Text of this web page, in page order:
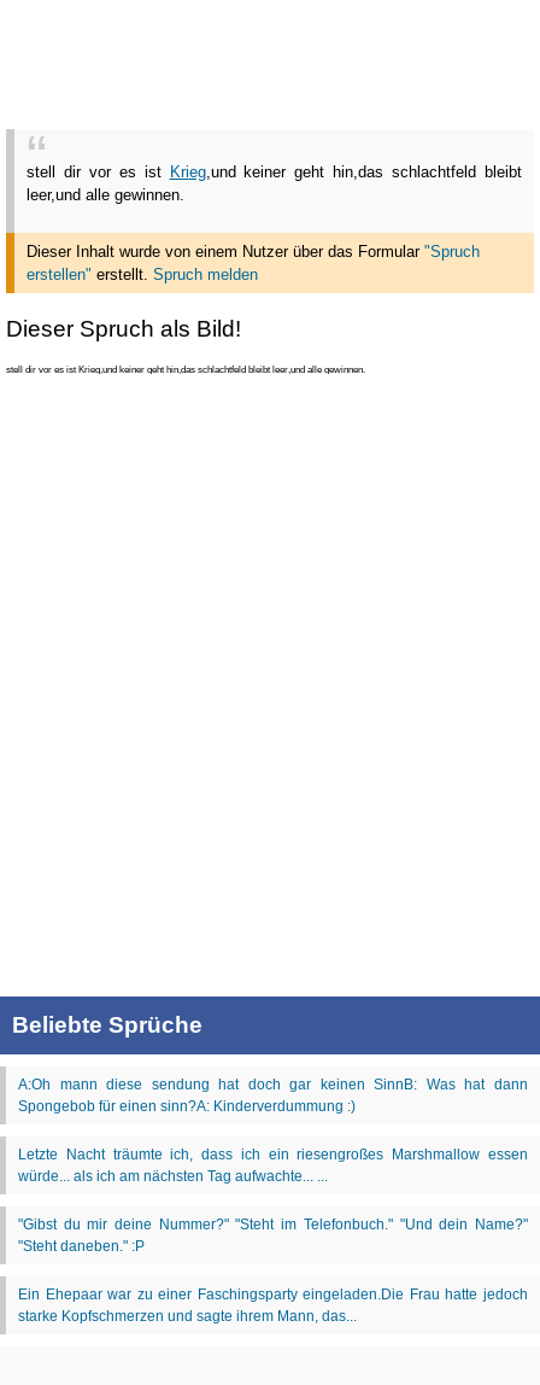
stell dir vor es ist Krieg,und keiner geht hin,das schlachtfeld bleibt
leer,und alle gewinnen.
Dieser Inhalt wurde von einem Nutzer über das Formular "Spruch
erstellen" erstellt. Spruch melden
Dieser Spruch als Bild!
stell dir vor es ist Krieg,und keiner geht hin,das schlachtfeld bleibt leer,und alle gewinnen.
Beliebte Sprüche